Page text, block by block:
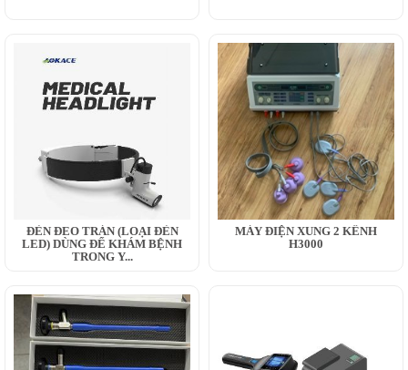
ĐÈN ĐEO TRÁN (LOẠI ĐÈN
LED) DÙNG ĐỂ KHÁM BỆNH
TRONG Y...
MÁY ĐIỆN XUNG 2 KÊNH
H3000